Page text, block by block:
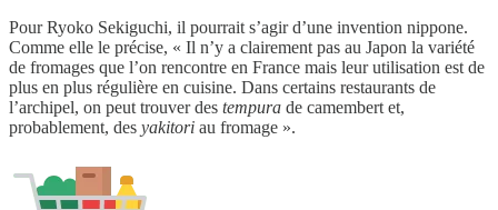
Pour Ryoko Sekiguchi, il pourrait s’agir d’une invention nippone.
Comme elle le précise, « Il n’y a clairement pas au Japon la variété
de fromages que l’on rencontre en France mais leur utilisation est de
plus en plus régulière en cuisine. Dans certains restaurants de
l’archipel, on peut trouver des tempura de camembert et,
probablement, des yakitori au fromage ».